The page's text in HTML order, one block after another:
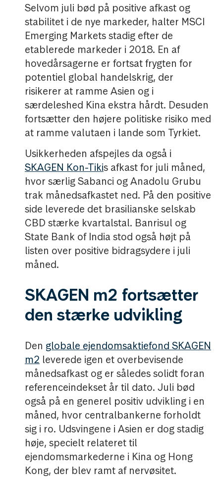
Selvom juli bød på positive afkast og
stabilitet i de nye markeder, halter MSCI
Emerging Markets stadig efter de
etablerede markeder i 2018. En af
hovedårsagerne er fortsat frygten for
potentiel global handelskrig, der
risikerer at ramme Asien og i
særdeleshed Kina ekstra hårdt. Desuden
fortsætter den højere politiske risiko med
at ramme valutaen i lande som Tyrkiet.
Usikkerheden afspejles da også i
SKAGEN Kon-Tikis afkast for juli måned,
hvor særlig Sabanci og Anadolu Grubu
trak månedsafkastet ned. På den positive
side leverede det brasilianske selskab
CBD stærke kvartalstal. Banrisul og
State Bank of India stod også højt på
listen over positive bidragsydere i juli
måned.
SKAGEN m2 fortsætter
den stærke udvikling
Den globale ejendomsaktiefond SKAGEN
m2 leverede igen et overbevisende
månedsafkast og er således solidt foran
referenceindekset år til dato. Juli bød
også på en generel positiv udvikling i en
måned, hvor centralbankerne forholdt
sig i ro. Udsvingene i Asien er dog stadig
høje, specielt relateret til
ejendomsmarkederne i Kina og Hong
Kong, der blev ramt af nervøsitet.